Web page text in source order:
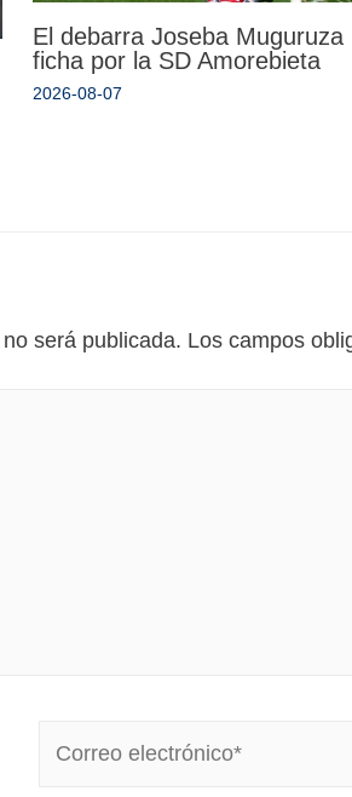
El debarra Joseba Muguruza
ficha por la SD Amorebieta
2026-08-07
será publicada. Los campos